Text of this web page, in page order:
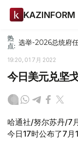
KAZINFORM
热
点: 选举-2026总统府
19:20, 01 7月 2022
今日美元兑坚
哈通社/努尔苏丹/7
今日17时公布了7月